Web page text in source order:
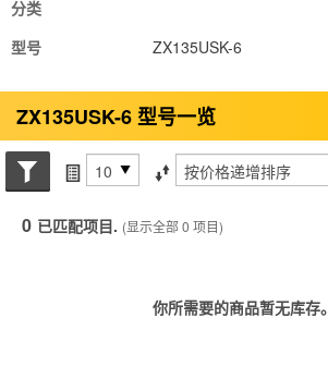
分类
型号
ZX135USK-6
ZX135USK-6 型号一览
搜索状态每页项目 排序方式
0 已匹配项目. (显示全部 0 项目)
你所需要的商品暂无库存。